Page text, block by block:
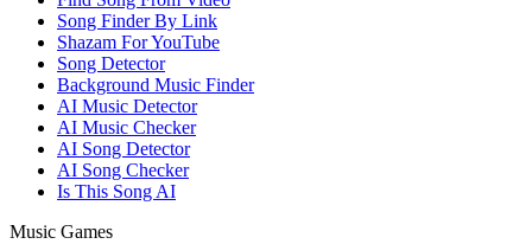
Song Finder By Link
Shazam For YouTube
Song Detector
Background Music Finder
AI Music Detector
AI Music Checker
AI Song Detector
AI Song Checker
Is This Song AI
Music Games